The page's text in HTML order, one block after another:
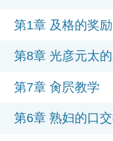
第1章 及格的奖励
第8章 光彦元太
第7章 肏屄教学
第6章 熟妇的口